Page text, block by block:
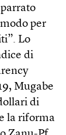
per
Lo
di
Mugabe
di
la riforma